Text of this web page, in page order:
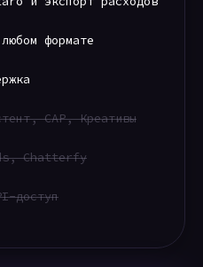
формате
CAP, Креативы
Chatterfy
доступ